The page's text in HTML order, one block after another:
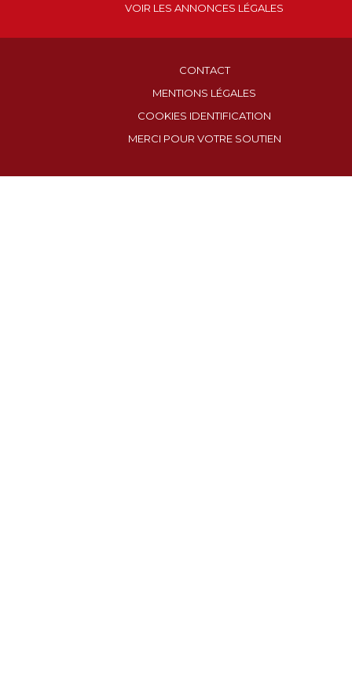
VOIR LES ANNONCES LÉGALES
CONTACT
MENTIONS LÉGALES
COOKIES IDENTIFICATION
MERCI POUR VOTRE SOUTIEN